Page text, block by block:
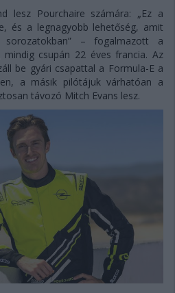
lesz Pourchaire számára: „Ez a
és a legnagyobb lehetőség, amit
sorozatokban” – fogalmazott a
csupán 22 éves francia. Az
be gyári csapattal a Formula-E a
a másik pilótájuk várhatóan a
távozó Mitch Evans lesz.